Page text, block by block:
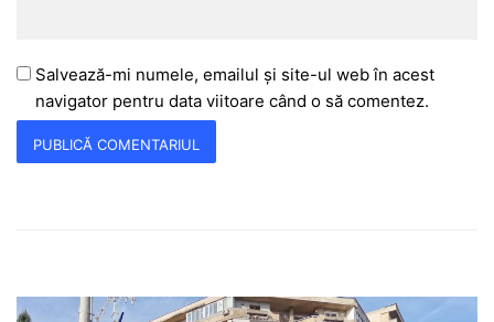
Salvează-mi numele, emailul și site-ul web în acest
navigator pentru data viitoare când o să comentez.